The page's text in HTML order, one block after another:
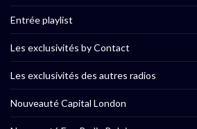
Entrée playlist
Les exclusivités by Contact
Les exclusivités des autres radios
Nouveauté Capital London